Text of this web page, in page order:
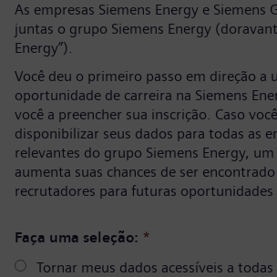
As empresas Siemens Energy e Siemens
juntas o grupo Siemens Energy
Energy”).
Você deu o primeiro passo em direção a
oportunidade de carreira na Siemens
você a preencher sua inscrição. Caso
disponibilizar seus dados para todas as
relevantes do grupo Siemens Energy,
aumenta suas chances de ser
recrutadores para futuras oportunidades
Faça uma seleção: *
Tornar meus dados acessíveis a todas